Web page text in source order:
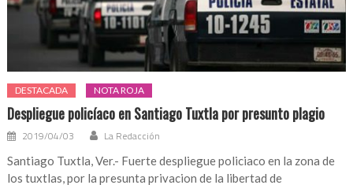
DESTACADA NOTA ROJA
Despliegue policíaco en Santiago Tuxtla por presunto plagio
2019/04/03 La Redacción
Santiago Tuxtla, Ver.- Fuerte despliegue policiaco en la zona de
los tuxtlas, por la presunta privacion de la libertad de